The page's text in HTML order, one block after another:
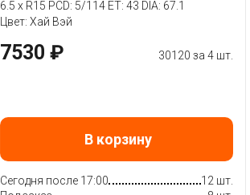
6.5 x R15 PCD: 5/114 ET: 43 DIA: 67.1
Цвет: Хай Вэй
7530 ₽ 30120 за 4 шт.
В корзину
Сегодня после 17:00
12 шт.